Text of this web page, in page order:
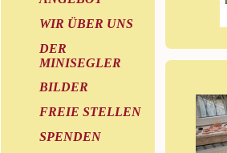
WIR ÜBER UNS
DER
MINISEGLER
BILDER
FREIE STELLEN
SPENDEN